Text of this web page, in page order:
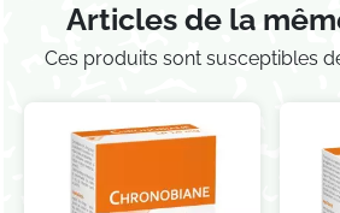
Articles de la
Ces produits sont susceptibles
Je consens également à recevoir les offres
promotionnelles. Consultez notre politique de